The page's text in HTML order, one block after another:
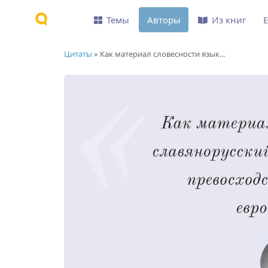
Цитаты » Как материал словесности язык...
Темы Авторы Из книг